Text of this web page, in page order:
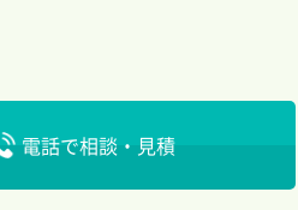
電話で相談・見積